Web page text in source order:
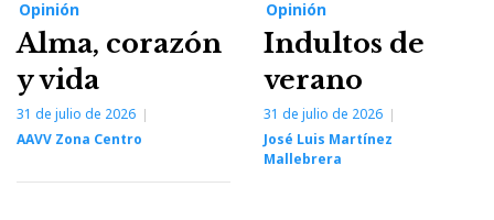
Opinión
Alma, corazón
y vida
31 de julio de 2026
AAVV Zona Centro
Opinión
Indultos de
verano
31 de julio de 2026
José Luis Martínez
Mallebrera